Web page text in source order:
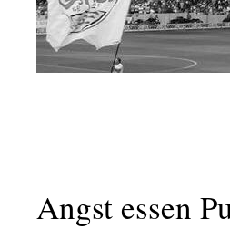
Angst essen